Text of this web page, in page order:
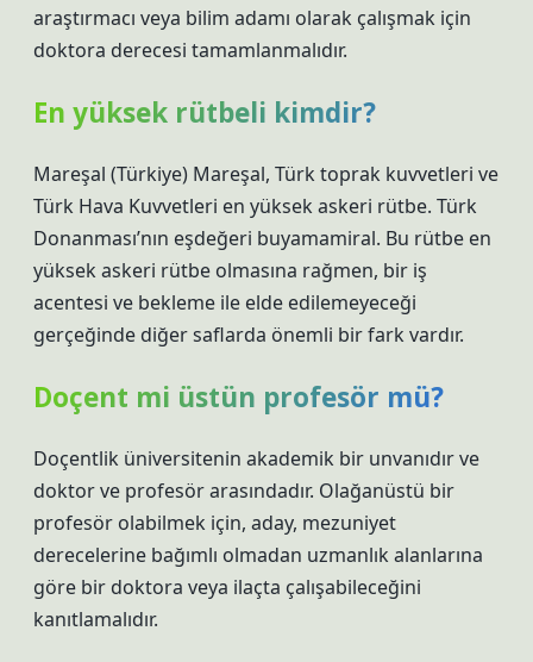
araştırmacı veya bilim adamı olarak çalışmak için
doktora derecesi tamamlanmalıdır.
En yüksek rütbeli kimdir?
Mareşal (Türkiye) Mareşal, Türk toprak kuvvetleri ve
Türk Hava Kuvvetleri en yüksek askeri rütbe. Türk
Donanması’nın eşdeğeri buyamamiral. Bu rütbe en
yüksek askeri rütbe olmasına rağmen, bir iş
acentesi ve bekleme ile elde edilemeyeceği
gerçeğinde diğer saflarda önemli bir fark vardır.
Doçent mi üstün profesör mü?
Doçentlik üniversitenin akademik bir unvanıdır ve
doktor ve profesör arasındadır. Olağanüstü bir
profesör olabilmek için, aday, mezuniyet
derecelerine bağımlı olmadan uzmanlık alanlarına
göre bir doktora veya ilaçta çalışabileceğini
kanıtlamalıdır.